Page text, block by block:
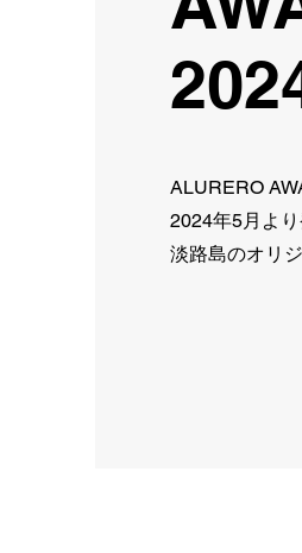
ALURERO
2024年5月よ
淡路島のオリ